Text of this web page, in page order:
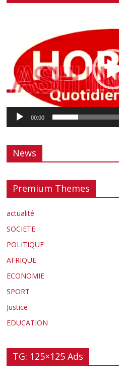
00:00
News
Premium Themes
actualité
SOCIETE
POLITIQUE
AFRIQUE
ECONOMIE
SPORT
Justice
EDUCATION
TG: 125×125 Ads